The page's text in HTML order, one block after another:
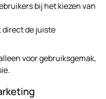
bij het kiezen van
direct de juiste
voor gebruiksgemak,